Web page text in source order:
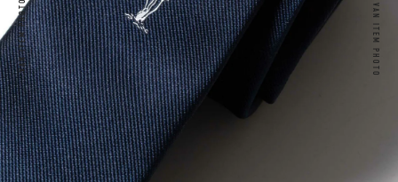
VAN ITEM PHOTO
VAN ITEM PHOTO